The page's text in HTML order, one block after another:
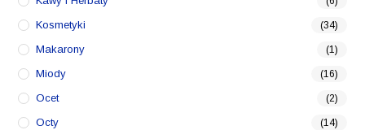
Kosmetyki (34)
Makarony (1)
Miody (16)
Ocet (2)
Octy (14)